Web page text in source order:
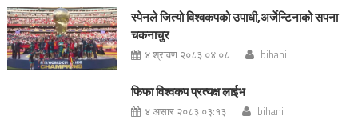
स्पेनले जित्यो विश्वकपको उपाधी,अर्जेन्टिनाको सपना
चकनाचुर
४ श्रावण २०८३ ०४:०८ bihani
फिफा विश्वकप प्रत्यक्ष लाईभ
४ असार २०८३ ०३:१३ bihani